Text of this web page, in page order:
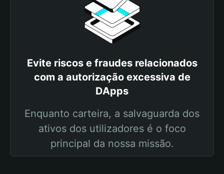
Evite riscos e fraudes relacionados
com a autorização excessiva de
DApps
Enquanto carteira, a salvaguarda dos
ativos dos utilizadores é o foco
principal da nossa missão.